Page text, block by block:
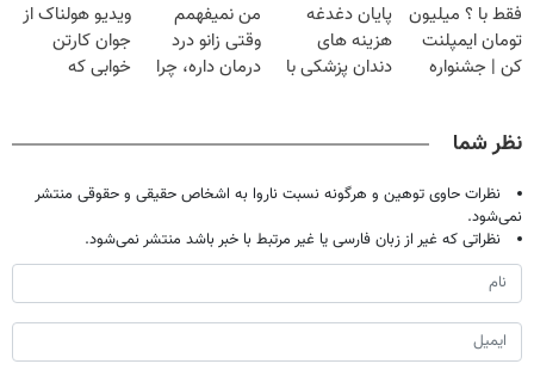
(◂پرسش‌نامه)
صحبت کنید)
فقط با ؟ میلیون
تومان ایمپلنت
کن | جشنواره
پایان دغدغه
هزینه های
دندان پزشکی با
من نمیفهمم
وقتی زانو درد
درمان داره، چرا
ویدیو هولناک از
جوان کارتن
خوابی که
نظر شما
نظرات حاوی توهین و هرگونه نسبت ناروا به اشخاص حقیقی و حقوقی منتشر
نمی‌شود.
نظراتی که غیر از زبان فارسی یا غیر مرتبط با خبر باشد منتشر نمی‌شود.